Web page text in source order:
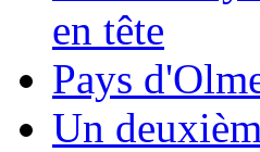
en tête
Pays
Un